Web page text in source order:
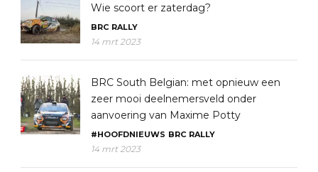
Wie scoort er zaterdag?
BRC RALLY
14 mrt 2023
BRC South Belgian: met opnieuw een
zeer mooi deelnemersveld onder
aanvoering van Maxime Potty
#HOOFDNIEUWS BRC RALLY
14 mrt 2023